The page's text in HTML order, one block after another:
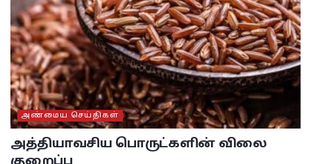
அண்மைய செய்திகள்
அத்தியாவசிய பொருட்களின் விலை